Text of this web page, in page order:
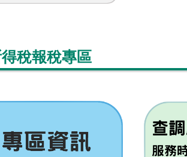
稅報稅專區